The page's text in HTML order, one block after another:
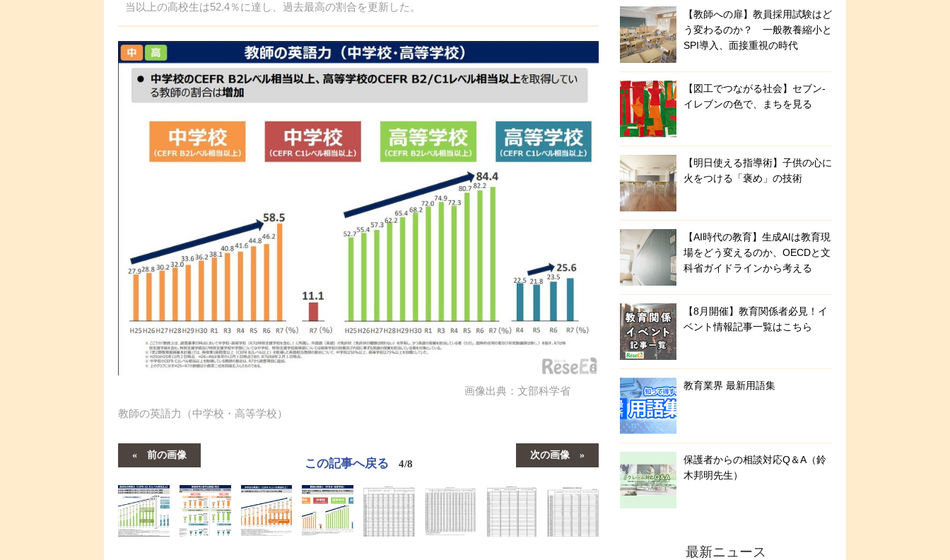
当以上の高校生は52.4％に達し、過去最高の割合を更新した。
画像出典：文部科学省
教師の英語力（中学校・高等学校）
前の画像 次の画像
この記事へ戻る 4/8
【教師への扉】教員採用試験はど
う変わるのか？ 一般教養縮小と
SPI導入、面接重視の時代
【図工でつながる社会】セブン‐
イレブンの色で、まちを見る
【明日使える指導術】子供の心に
火をつける「褒め」の技術
【AI時代の教育】生成AIは教育現
場をどう変えるのか、OECDと文
科省ガイドラインから考える
【8月開催】教育関係者必見！イ
ベント情報記事一覧はこちら
教育業界 最新用語集
保護者からの相談対応Q＆A（鈴
木邦明先生）
最新ニュース